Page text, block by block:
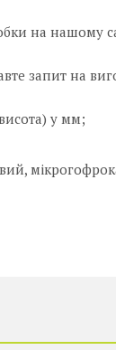
на нашому
запит на
у мм;